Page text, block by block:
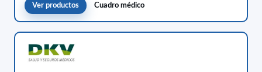
Ver productos Cuadro médico